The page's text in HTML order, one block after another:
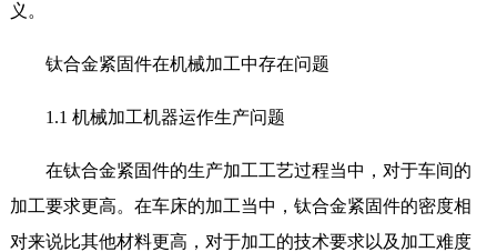
义。
钛合金紧固件在机械加工中存在问题
1.1 机械加工机器运作生产问题
在钛合金紧固件的生产加工工艺过程当中，对于车间的
加工要求更高。在车床的加工当中，钛合金紧固件的密度相
对来说比其他材料更高，对于加工的技术要求以及加工难度